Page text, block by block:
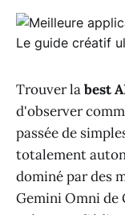
Trouver labest
d'observer
passée de
totalement
dominé par des
Gemini Omni de